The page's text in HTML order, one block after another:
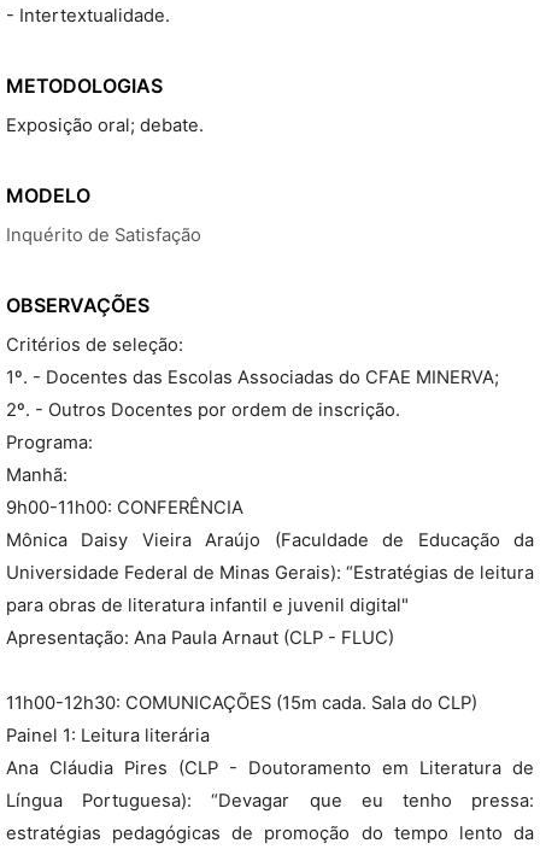
- Intertextualidade.
METODOLOGIAS
Exposição oral; debate.
MODELO
Inquérito de Satisfação
OBSERVAÇÕES
Critérios de seleção:
1º. - Docentes das Escolas Associadas do CFAE MINERVA;
2º. - Outros Docentes por ordem de inscrição.
Programa:
Manhã:
9h00-11h00: CONFERÊNCIA
Mônica Daisy Vieira Araújo (Faculdade de Educação da
Universidade Federal de Minas Gerais): “Estratégias de leitura
para obras de literatura infantil e juvenil digital"
Apresentação: Ana Paula Arnaut (CLP - FLUC)
11h00-12h30: COMUNICAÇÕES (15m cada. Sala do CLP)
Painel 1: Leitura literária
Ana Cláudia Pires (CLP - Doutoramento em Literatura de
Língua Portuguesa): “Devagar que eu tenho pressa:
estratégias pedagógicas de promoção do tempo lento da